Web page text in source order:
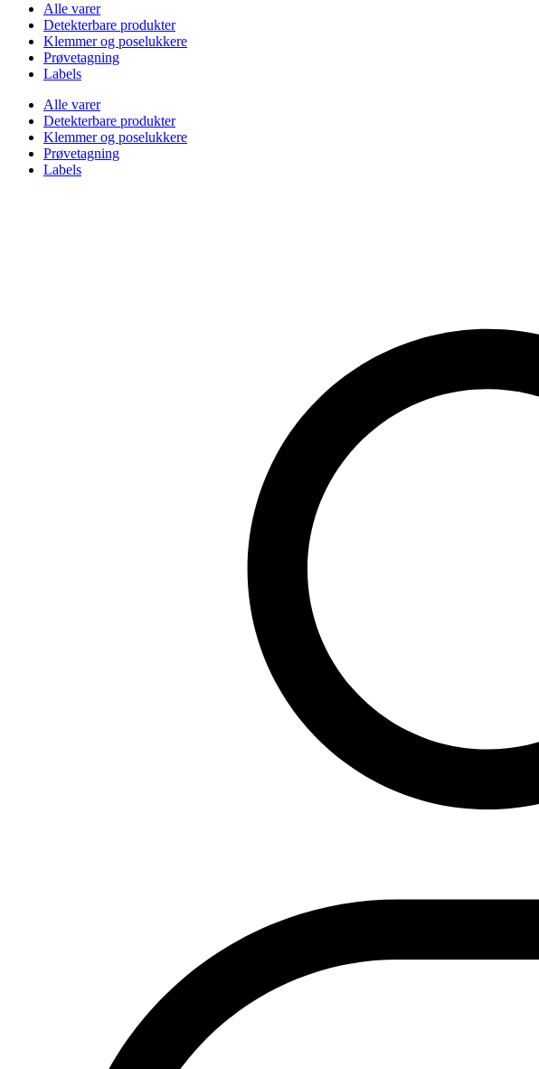
Alle varer
Detekterbare produkter
Klemmer og poselukkere
Prøvetagning
Labels
Alle varer
Detekterbare produkter
Klemmer og poselukkere
Prøvetagning
Labels